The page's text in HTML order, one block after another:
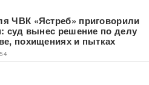
ЧВК «Ястреб» приговорили
суд вынес решение по делу
похищениях и пытках